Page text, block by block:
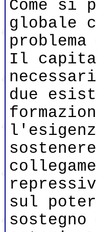
Come si
globale
Il
due
sul